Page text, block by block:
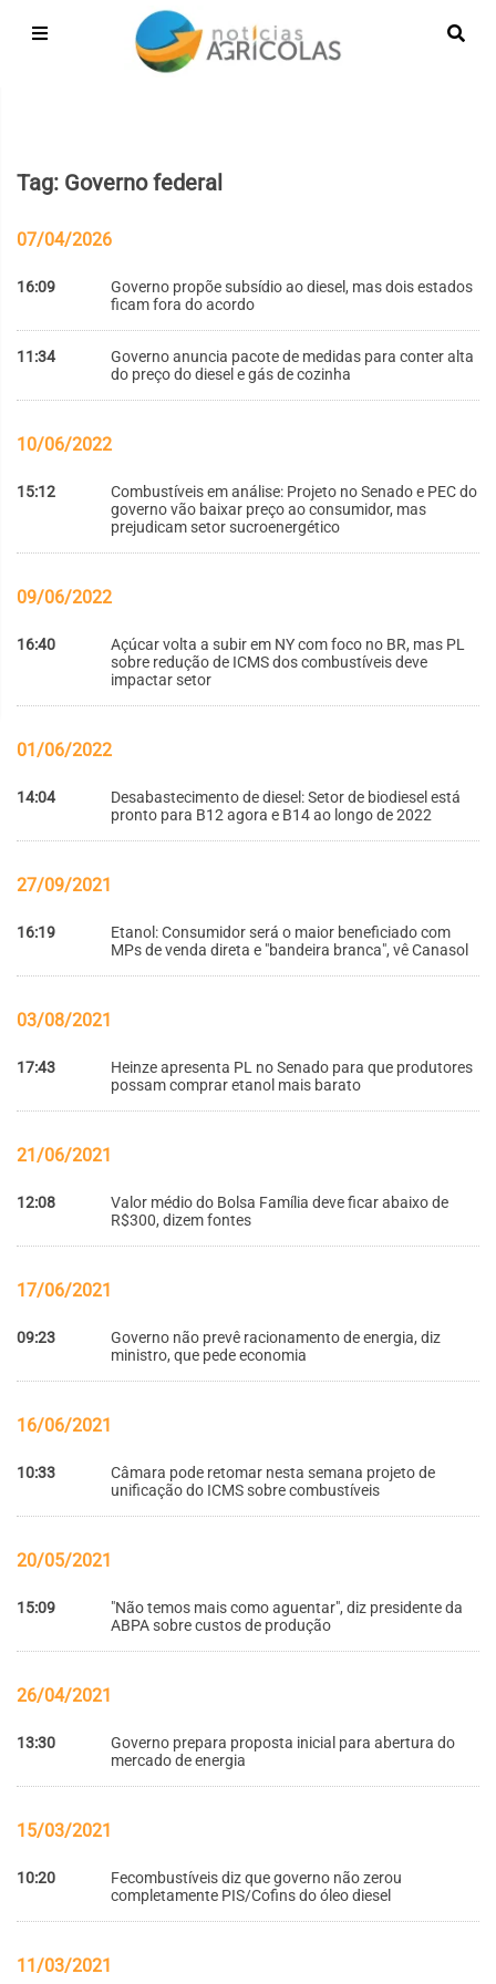
Tag: Governo federal
07/04/2026
16:09
Governo propõe subsídio ao diesel, mas dois estados
ficam fora do acordo
11:34
Governo anuncia pacote de medidas para conter alta
do preço do diesel e gás de cozinha
10/06/2022
15:12
Combustíveis em análise: Projeto no Senado e PEC do
governo vão baixar preço ao consumidor, mas
prejudicam setor sucroenergético
09/06/2022
16:40
Açúcar volta a subir em NY com foco no BR, mas PL
sobre redução de ICMS dos combustíveis deve
impactar setor
01/06/2022
14:04
Desabastecimento de diesel: Setor de biodiesel está
pronto para B12 agora e B14 ao longo de 2022
27/09/2021
16:19
Etanol: Consumidor será o maior beneficiado com
MPs de venda direta e "bandeira branca", vê Canasol
03/08/2021
17:43
Heinze apresenta PL no Senado para que produtores
possam comprar etanol mais barato
21/06/2021
12:08
Valor médio do Bolsa Família deve ficar abaixo de
R$300, dizem fontes
17/06/2021
09:23
Governo não prevê racionamento de energia, diz
ministro, que pede economia
16/06/2021
10:33
Câmara pode retomar nesta semana projeto de
unificação do ICMS sobre combustíveis
20/05/2021
15:09
"Não temos mais como aguentar", diz presidente da
ABPA sobre custos de produção
26/04/2021
13:30
Governo prepara proposta inicial para abertura do
mercado de energia
15/03/2021
10:20
Fecombustíveis diz que governo não zerou
completamente PIS/Cofins do óleo diesel
11/03/2021